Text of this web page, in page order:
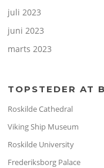
juli 2023
juni 2023
marts 2023
TOPSTEDER AT
Roskilde Cathedral
Viking Ship Museum
Roskilde University
Frederiksborg Palace